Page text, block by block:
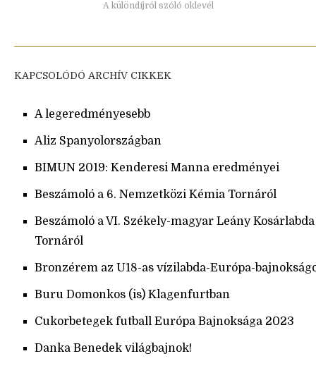
A különdíjról szóló oklevél
KAPCSOLÓDÓ ARCHÍV CIKKEK
A legeredményesebb
Aliz Spanyolországban
BIMUN 2019: Kenderesi Manna eredményei
Beszámoló a 6. Nemzetközi Kémia Tornáról
Beszámoló a VI. Székely-magyar Leány Kosárlabda
Tornáról
Bronzérem az U18-as vízilabda-Európa-
Buru Domonkos (is) Klagenfurtban
Cukorbetegek futball Európa Bajnoksága 2023
Danka Benedek világbajnok!